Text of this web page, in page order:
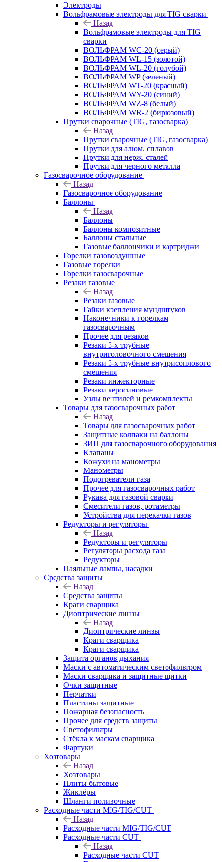
Электроды
Вольфрамовые электроды для TIG сварки
Назад
Вольфрамовые электроды для TIG
сварки
ВОЛЬФРАМ WC-20 (серый)
ВОЛЬФРАМ WL-15 (золотой)
ВОЛЬФРАМ WL-20 (голубой)
ВОЛЬФРАМ WP (зеленый)
ВОЛЬФРАМ WT-20 (красный)
ВОЛЬФРАМ WY-20 (синий)
ВОЛЬФРАМ WZ-8 (белый)
ВОЛЬФРАМ WR-2 (бирюзовый)
Прутки сварочные (TIG, газосварка)
Назад
Прутки сварочные (TIG, газосварка)
Прутки для алюм. сплавов
Прутки для нерж. сталей
Прутки для черного металла
Газосварочное оборудование
Назад
Газосварочное оборудование
Баллоны
Назад
Баллоны
Баллоны композитные
Баллоны стальные
Газовые баллончики и картриджи
Горелки газовоздушные
Газовые горелки
Горелки газосварочные
Резаки газовые
Назад
Резаки газовые
Гайки крепления мундштуков
Наконечники к горелкам
газосварочным
Прочее для резаков
Резаки 3-х трубные
внутриголовочного смешения
Резаки 3-х трубные внутрисоплового
смешения
Резаки инжекторные
Резаки керосиновые
Узлы вентилей и ремкомплекты
Товары для газосварочных работ
Назад
Товары для газосварочных работ
Защитные колпаки на баллоны
ЗИП для газосварочного оборудования
Клапаны
Кожухи на манометры
Манометры
Подогреватели газа
Прочее для газосварочных работ
Рукава для газовой сварки
Смесители газов, ротаметры
Устройства для перекачки газов
Редукторы и регуляторы
Назад
Редукторы и регуляторы
Регуляторы расхода газа
Редукторы
Паяльные лампы, насадки
Средства защиты
Назад
Средства защиты
Краги сварщика
Диоптрические линзы
Назад
Диоптрические линзы
Краги сварщика
Краги сварщика
Защита органов дыхания
Маски с автоматическим светофильтром
Маски сварщика и защитные щитки
Очки защитные
Перчатки
Пластины защитные
Пожарная безопасность
Прочее для средств защиты
Светофильтры
Стёкла к маскам сварщика
Фартуки
Хозтовары
Назад
Хозтовары
Плиты бытовые
Жиклёры
Шланги поливочные
Расходные части MIG/TIG/CUT
Назад
Расходные части MIG/TIG/CUT
Расходные части CUT
Назад
Расходные части CUT